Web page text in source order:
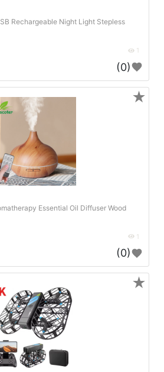
Rechargeable Night Light Stepless
1
(0)
Essential Oil Diffuser Wood
1
(0)
★
★